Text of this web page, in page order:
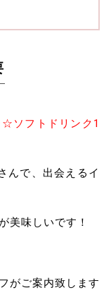
☆ソフトドリンク1
んで、出会えるイ
美味しいです！
がご案内致します